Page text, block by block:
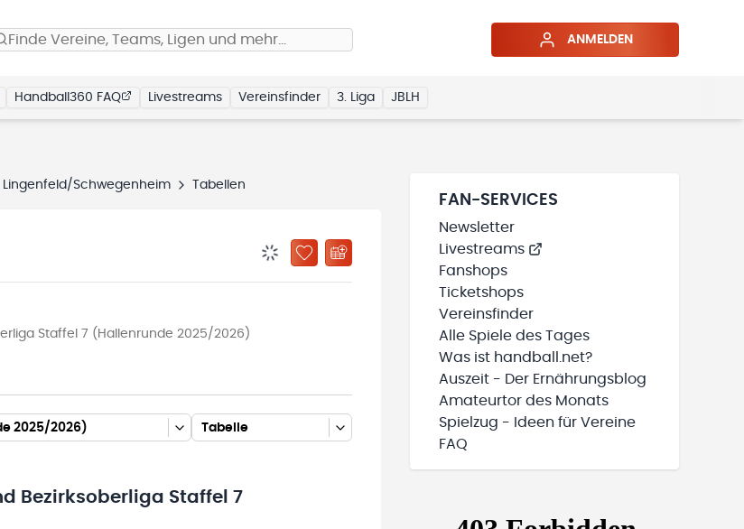
Finde Vereine, Teams, Ligen und mehr… ANMELDEN
Handball360 FAQ Livestreams Vereinsfinder 3. Liga JBLH
Lingenfeld/Schwegenheim Tabellen
BENACHRICHTIGUNGSSTATUS WIRD GELADEN
ZU „MEINE TEAMS“ HINZUFÜGEN
Staffel 7 (Hallenrunde 2025/2026)
2025/2026) Tabelle
Bezirksoberliga Staffel 7
FAN-SERVICES
Newsletter
Livestreams
Fanshops
Ticketshops
Vereinsfinder
Alle Spiele des Tages
Was ist handball.net?
Auszeit - Der Ernährungsblog
Amateurtor des Monats
Spielzug - Ideen für Vereine
FAQ